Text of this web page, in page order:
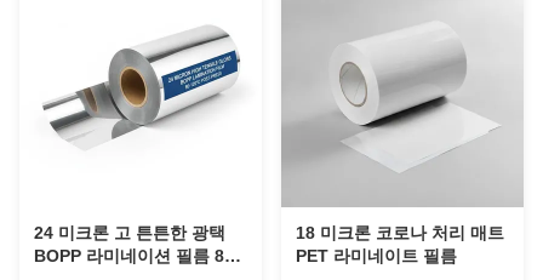
24 미크론 고 튼튼한 광택
BOPP 라미네이션 필름 80-
18 미크론 코로나 처리 매트
PET 라미네이트 필름